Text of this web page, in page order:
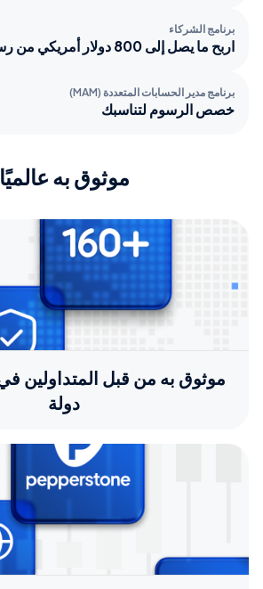
برنامج الشركاء
اربح ما يصل إلى 800 دولار أمريكي من رسوم الإحالة
برنامج مدير الحسابات المتعددة (MAM)
خصص الرسوم لتناسبك
موثوق به عالميًا
دولة